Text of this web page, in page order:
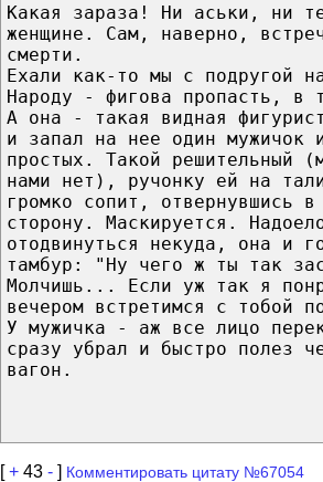
Какая зараза! Ни аськи, ни
женщине. Сам, наверно,
смерти.
Ехали как-то мы с подругой
Народу - фигова пропасть, в
А она - такая видная
и запал на нее один мужичок
простых. Такой решительный
нами нет), ручонку ей на
громко сопит, отвернувшись в
сторону. Маскируется.
отодвинуться некуда, она и
тамбур: "Ну чего ж ты так
Молчишь... Если уж так я
вечером встретимся с тобой
У мужичка - аж все лицо
сразу убрал и быстро полез
вагон.
[+ 43 - ] Комментировать цитату №67054